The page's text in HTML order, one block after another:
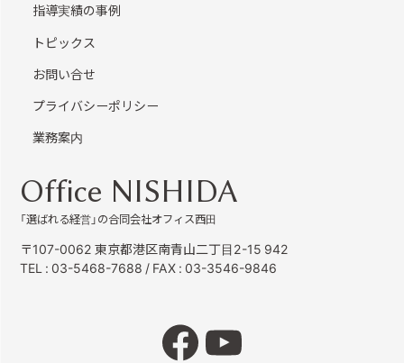
指導実績の事例
トピックス
お問い合せ
プライバシーポリシー
業務案内
Office NISHIDA
「選ばれる経営」の合同会社オフィス西田
〒107-0062 東京都港区南青山二丁目2-15 942
TEL :03-5468-7688 / FAX : 03-3546-9846
Facebook
YouTube